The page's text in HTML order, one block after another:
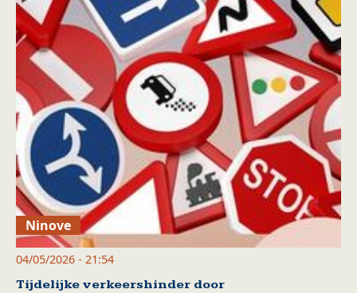
Ninove
04/05/2026 - 21:54
Tijdelijke verkeershinder door